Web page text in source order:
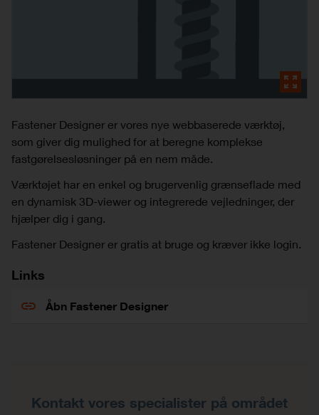
Fastener Designer er vores nye webbaserede værktøj,
som giver dig mulighed for at beregne komplekse
fastgørelsesløsninger på en nem måde.
Værktøjet har en enkel og brugervenlig grænseflade med
en dynamisk 3D-viewer og integrerede vejledninger, der
hjælper dig i gang.
Fastener Designer er gratis at bruge og kræver ikke login.
Links
Åbn Fastener Designer
Kontakt vores specialister på området